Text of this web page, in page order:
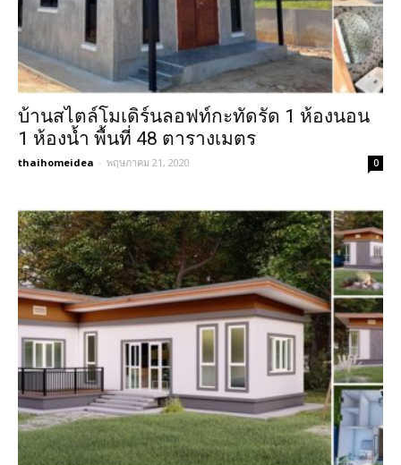
บ้านสไตล์โมเดิร์นลอฟท์กะทัดรัด 1 ห้องนอน
1 ห้องน้ำ พื้นที่ 48 ตารางเมตร
thaihomeidea - พฤษภาคม 21, 2020 0